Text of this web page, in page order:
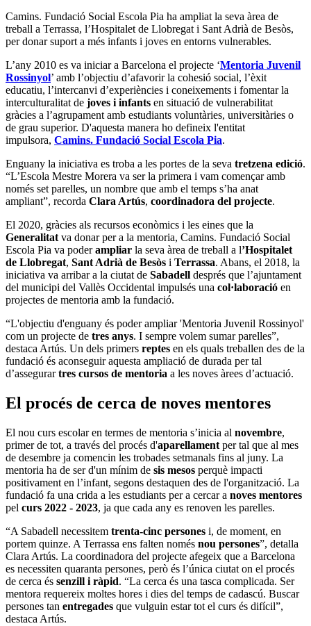
Camins. Fundació Social Escola Pia ha ampliat la seva àrea de
treball a Terrassa, l’Hospitalet de Llobregat i Sant Adrià de Besòs,
per donar suport a més infants i joves en entorns vulnerables.
L’any 2010 es va iniciar a Barcelona el projecte ‘Mentoria Juvenil
Rossinyol’ amb l’objectiu d’afavorir la cohesió social, l’èxit
educatiu, l’intercanvi d’experiències i coneixements i fomentar la
interculturalitat de joves i infants en situació de vulnerabilitat
gràcies a l’agrupament amb estudiants voluntàries, universitàries o
de grau superior. D'aquesta manera ho defineix l'entitat
impulsora, Camins. Fundació Social Escola Pia.
Enguany la iniciativa es troba a les portes de la seva tretzena edició.
“L’Escola Mestre Morera va ser la primera i vam començar amb
només set parelles, un nombre que amb el temps s’ha anat
ampliant”, recorda Clara Artús, coordinadora del projecte.
El 2020, gràcies als recursos econòmics i les eines que la
Generalitatva donar per a la mentoria, Camins. Fundació Social
Escola Pia va poderampliar la seva àrea de treball a l’Hospitalet
de Llobregat, Sant Adrià de Besòs i Terrassa. Abans, el 2018, la
iniciativa va arribar a la ciutat de Sabadell després que l’ajuntament
del municipi del Vallès Occidental impulsés una col·laboració en
projectes de mentoria amb la fundació.
“L'objectiu d'enguany és poder ampliar 'Mentoria Juvenil Rossinyol'
com un projecte de tres anys. I sempre volem sumar parelles”,
destaca Artús. Un dels primers reptes en els quals treballen des de la
fundació és aconseguir aquesta ampliació de durada per tal
d’assegurartres cursos de mentoria a les noves àrees d’actuació.
El procés de cerca de noves mentores
El nou curs escolar en termes de mentoria s’inicia al novembre,
primer de tot, a través del procés d'aparellament per tal que al mes
de desembre ja comencin les trobades setmanals fins al juny. La
mentoria ha de ser d'un mínim de sis mesos perquè impacti
positivament en l’infant, segons destaquen des de l'organització. La
fundació fa una crida a les estudiants per a cercar a noves mentores
pel curs 2022 - 2023, ja que cada any es renoven les parelles.
“A Sabadell necessitem trenta-cinc persones i, de moment, en
portem quinze. A Terrassa ens falten només nou persones”, detalla
Clara Artús. La coordinadora del projecte afegeix que a Barcelona
es necessiten quaranta persones, però és l’única ciutat on el procés
de cerca és senzill i ràpid. “La cerca és una tasca complicada. Ser
mentora requereix moltes hores i dies del temps de cadascú. Buscar
persones tan entregades que vulguin estar tot el curs és difícil”,
destaca Artús.